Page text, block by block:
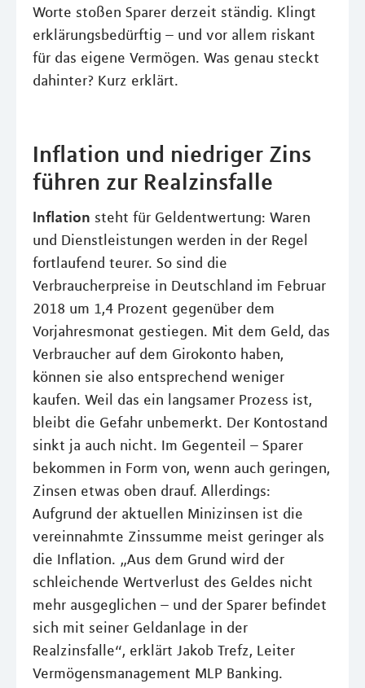
Worte stoßen Sparer derzeit ständig. Klingt
erklärungsbedürftig – und vor allem riskant
für das eigene Vermögen. Was genau steckt
dahinter? Kurz erklärt.
Inflation und niedriger Zins
führen zur Realzinsfalle
Inflation steht für Geldentwertung: Waren
und Dienstleistungen werden in der Regel
fortlaufend teurer. So sind die
Verbraucherpreise in Deutschland im Februar
2018 um 1,4 Prozent gegenüber dem
Vorjahresmonat gestiegen. Mit dem Geld, das
Verbraucher auf dem Girokonto haben,
können sie also entsprechend weniger
kaufen. Weil das ein langsamer Prozess ist,
bleibt die Gefahr unbemerkt. Der Kontostand
sinkt ja auch nicht. Im Gegenteil – Sparer
bekommen in Form von, wenn auch geringen,
Zinsen etwas oben drauf. Allerdings:
Aufgrund der aktuellen Minizinsen ist die
vereinnahmte Zinssumme meist geringer als
die Inflation. „Aus dem Grund wird der
schleichende Wertverlust des Geldes nicht
mehr ausgeglichen – und der Sparer befindet
sich mit seiner Geldanlage in der
Realzinsfalle“, erklärt Jakob Trefz, Leiter
Vermögensmanagement MLP Banking.